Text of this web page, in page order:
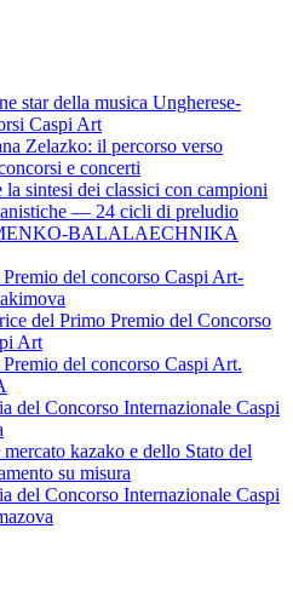
star della musica Ungherese-
Caspi Art
Zelazko: il percorso verso
e concerti
sintesi dei classici con campioni
— 24 cicli di preludio
BALALAECHNIKA
del concorso Caspi Art-
del Primo Premio del Concorso
Art
del concorso Caspi Art.
del Concorso Internazionale Caspi
kazako e dello Stato del
su misura
del Concorso Internazionale Caspi